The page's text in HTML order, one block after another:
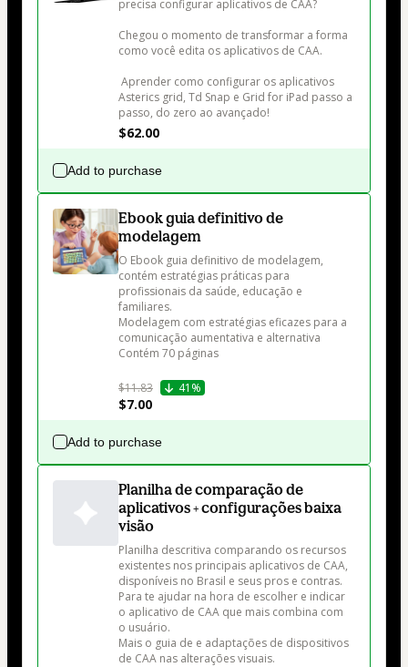
precisa configurar aplicativos de CAA?
Chegou o momento de transformar a forma
como você edita os aplicativos de CAA.
Asterics grid, Td Snap e Grid for iPad passo a
$62.00
Add to purchase
Ebook guia definitivo de
modelagem
O Ebook guia definitivo de modelagem,
contém estratégias práticas para
profissionais da saúde, educação e
familiares.
Modelagem com estratégias eficazes para a
comunicação aumentativa e alternativa
Contém 70 páginas
$11.83 41%
$7.00
Add to purchase
Planilha de comparação de
aplicativos + configurações baixa
visão
Planilha descritiva comparando os recursos
existentes nos principais aplicativos de CAA,
disponíveis no Brasil e seus pros e contras.
Para te ajudar na hora de escolher e indicar
o aplicativo de CAA que mais combina com
o usuário.
Mais o guia de e adaptações de dispositivos